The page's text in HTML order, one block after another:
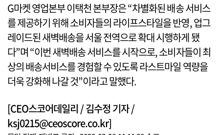
G마켓 영업본부 이택천 본부장은 “차별화된 배송 서비스
를 제공하기 위해 소비자들의 라이프스타일을 반영, 업그
레이드된 새벽배송을 서울 전역으로 확대 시행하게 됐
다”며 “이번 새벽배송 서비스를 시작으로, 소비자들이 최
상의 배송서비스를 경험할 수 있도록 라스트마일 역량을
더욱 강화해 나갈 것”이라고 말했다.
[CEO스코어데일리 / 김수정 기자 /
ksj0215@ceoscore.co.kr]